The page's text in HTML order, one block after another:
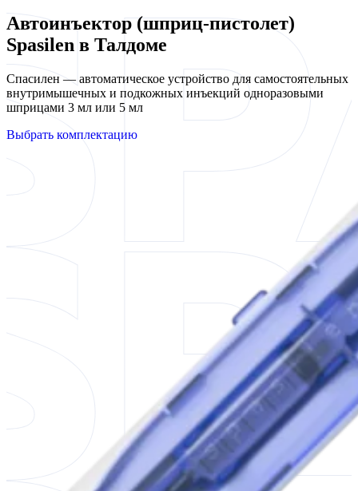
Автоинъектор (шприц-пистолет)
Spasilen в Талдоме
Спасилен — автоматическое устройство для самостоятельных
внутримышечных и подкожных инъекций одноразовыми
шприцами 3 мл или 5 мл
Выбрать комплектацию